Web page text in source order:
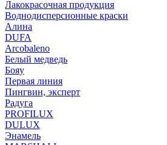
Лакокрасочная продукция
Воднодисперсионные краски
Алина
DUFA
Arcobaleno
Белый медведь
Бояу
Первая линия
Пингвин, эксперт
Радуга
PROFILUX
DULUX
Энамель